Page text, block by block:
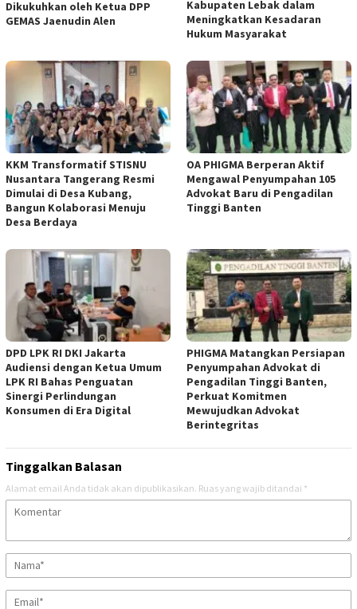
Dikukuhkan oleh Ketua DPP
GEMAS Jaenudin Alen
Kabupaten Lebak dalam
Meningkatkan Kesadaran
Hukum Masyarakat
KKM Transformatif STISNU
Nusantara Tangerang Resmi
Dimulai di Desa Kubang,
Bangun Kolaborasi Menuju
Desa Berdaya
OA PHIGMA Berperan Aktif
Mengawal Penyumpahan 105
Advokat Baru di Pengadilan
Tinggi Banten
DPD LPK RI DKI Jakarta
Audiensi dengan Ketua Umum
LPK RI Bahas Penguatan
Sinergi Perlindungan
Konsumen di Era Digital
PHIGMA Matangkan Persiapan
Penyumpahan Advokat di
Pengadilan Tinggi Banten,
Perkuat Komitmen
Mewujudkan Advokat
Berintegritas
Tinggalkan Balasan
Alamat email Anda tidak akan dipublikasikan. Ruas yang wajib ditandai *